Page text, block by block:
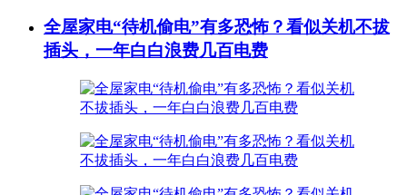
全屋家电“待机偷电”有多恐怖？看似关机不拔
插头，一年白白浪费几百电费